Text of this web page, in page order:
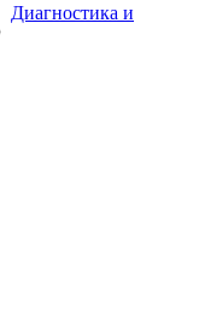
Диагностика и